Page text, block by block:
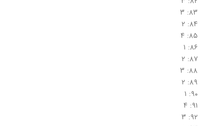
۸۳: ۳
۸۴: ۲
۸۵: ۴
۸۶: ۱
۸۷: ۲
۸۸: ۳
۸۹: ۲
۹۰: ۱
۹۱: ۴
۹۲: ۳